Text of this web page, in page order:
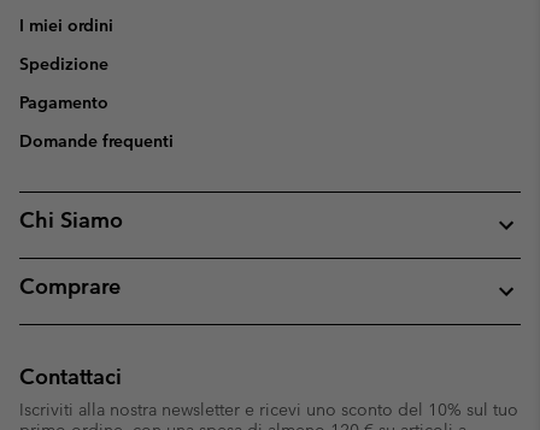
I miei ordini
Spedizione
Pagamento
Domande frequenti
Chi Siamo
Comprare
Contattaci
Iscriviti alla nostra newsletter e ricevi uno sconto del 10% sul tuo